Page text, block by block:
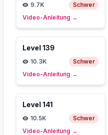
9.7K
Schwer
Video-Anleitung →
Level 139
10.3K
Schwer
Video-Anleitung →
Level 141
10.5K
Schwer
Video-Anleitung →